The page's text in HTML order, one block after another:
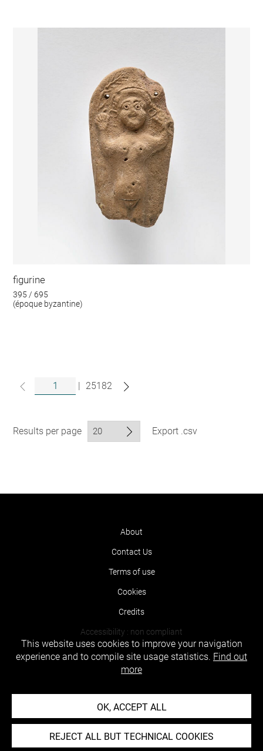
figurine
395 / 695
(époque byzantine)
| 25182
Results per page Export .csv
About
Contact Us
Terms of use
Cookies
Credits
Accessibility : non compliant
This website uses cookies to improve your navigation
experience and to compile site usage statistics. Find out
more
OK, ACCEPT ALL
REJECT ALL BUT TECHNICAL COOKIES